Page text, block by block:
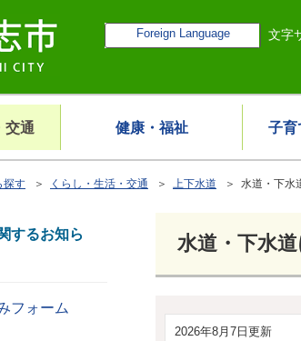
Foreign Language 文字
交通 健康・福祉 子育
探す ＞ くらし・生活・交通 ＞ 上下水道 ＞ 水道・下水
水道・下水
2026年8月7日更新
するお知ら
フォーム